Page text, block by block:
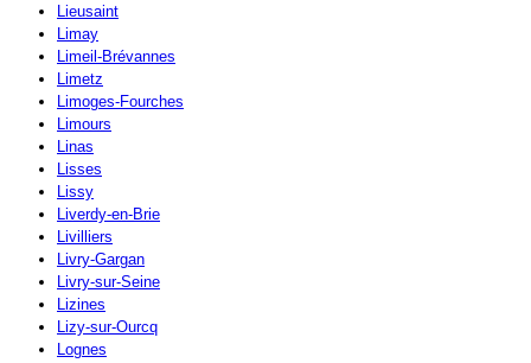
Lieusaint
Limay
Limeil-Brévannes
Limetz
Limoges-Fourches
Limours
Linas
Lisses
Lissy
Liverdy-en-Brie
Livilliers
Livry-Gargan
Livry-sur-Seine
Lizines
Lizy-sur-Ourcq
Lognes